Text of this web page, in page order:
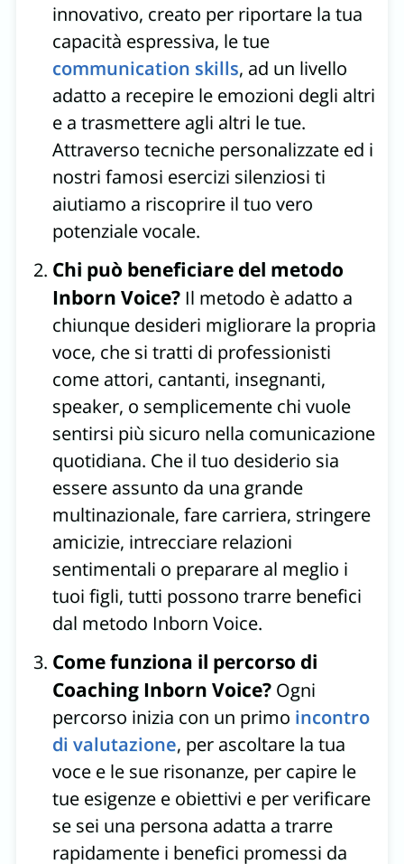
innovativo, creato per riportare la tua
capacità espressiva, le tue
communication skills, ad un livello
adatto a recepire le emozioni degli altri
e a trasmettere agli altri le tue.
Attraverso tecniche personalizzate ed i
nostri famosi esercizi silenziosi ti
aiutiamo a riscoprire il tuo vero
potenziale vocale.
Chi può beneficiare del metodo
Inborn Voice? Il metodo è adatto a
chiunque desideri migliorare la propria
voce, che si tratti di professionisti
come attori, cantanti, insegnanti,
speaker, o semplicemente chi vuole
sentirsi più sicuro nella comunicazione
quotidiana. Che il tuo desiderio sia
essere assunto da una grande
multinazionale, fare carriera, stringere
amicizie, intrecciare relazioni
sentimentali o preparare al meglio i
tuoi figli, tutti possono trarre benefici
dal metodo Inborn Voice.
Come funziona il percorso di
Coaching Inborn Voice? Ogni
percorso inizia con un primo incontro
di valutazione, per ascoltare la tua
voce e le sue risonanze, per capire le
tue esigenze e obiettivi e per verificare
se sei una persona adatta a trarre
rapidamente i benefici promessi da